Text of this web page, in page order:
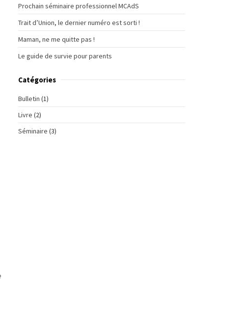
Prochain séminaire professionnel MCAdS
Trait d’Union, le dernier numéro est sorti !
Maman, ne me quitte pas !
Le guide de survie pour parents
Catégories
Bulletin (1)
Livre (2)
Séminaire (3)